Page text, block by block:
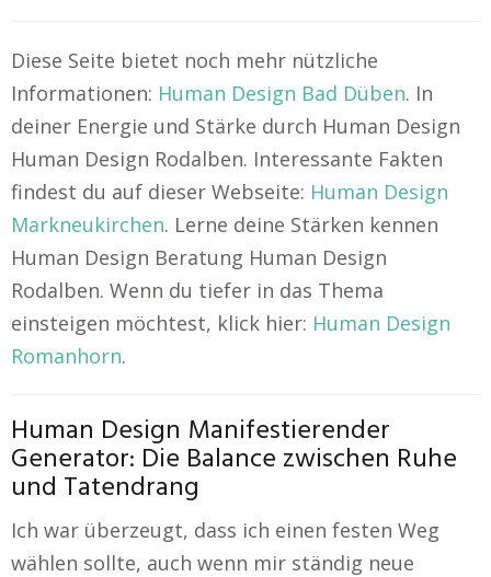
Diese Seite bietet noch mehr nützliche
Informationen: Human Design Bad Düben. In
deiner Energie und Stärke durch Human Design
Human Design Rodalben. Interessante Fakten
findest du auf dieser Webseite: Human Design
Markneukirchen. Lerne deine Stärken kennen
Human Design Beratung Human Design
Rodalben. Wenn du tiefer in das Thema
einsteigen möchtest, klick hier: Human Design
Romanhorn.
Human Design Manifestierender
Generator: Die Balance zwischen Ruhe
und Tatendrang
Ich war überzeugt, dass ich einen festen Weg
wählen sollte, auch wenn mir ständig neue